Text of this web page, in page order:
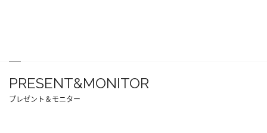
PRESENT&MONITOR
プレゼント＆モニター